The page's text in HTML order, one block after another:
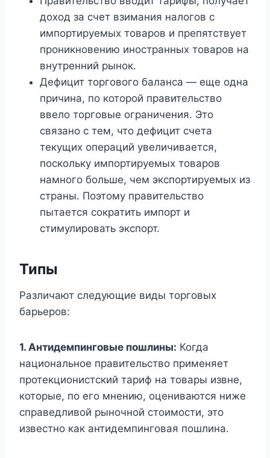
доход за счет взимания налогов с
импортируемых товаров и препятствует
проникновению иностранных товаров на
внутренний рынок.
Дефицит торгового баланса — еще одна
причина, по которой правительство
ввело торговые ограничения. Это
связано с тем, что дефицит счета
текущих операций увеличивается,
поскольку импортируемых товаров
намного больше, чем экспортируемых из
страны. Поэтому правительство
пытается сократить импорт и
стимулировать экспорт.
Типы
Различают следующие виды торговых
барьеров:
1. Антидемпинговые пошлины: Когда
национальное правительство применяет
протекционистский тариф на товары извне,
которые, по его мнению, оцениваются ниже
справедливой рыночной стоимости, это
известно как антидемпинговая пошлина.